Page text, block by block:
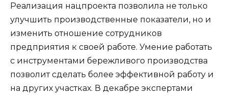
Реализация нацпроекта позволила не только
улучшить производственные показатели, но и
изменить отношение сотрудников
предприятия к своей работе. Умение работать
с инструментами бережливого производства
позволит сделать более эффективной работу и
на других участках. В декабре экспертами